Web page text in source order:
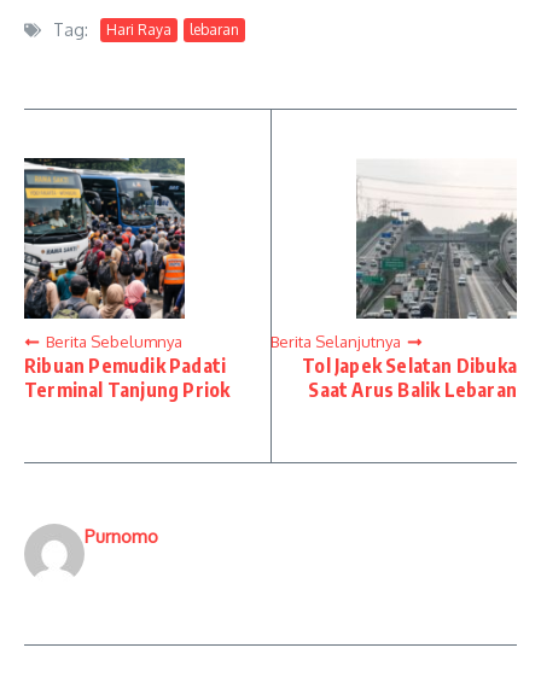
Tag: Hari Raya lebaran
Berita Sebelumnya
Ribuan Pemudik Padati
Terminal Tanjung Priok
Berita Selanjutnya
Tol Japek Selatan Dibuka
Saat Arus Balik Lebaran
Purnomo